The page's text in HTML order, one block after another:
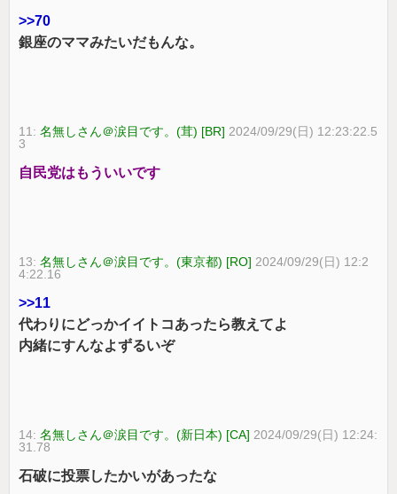
>>70
銀座のママみたいだもんな。
11:名無しさん＠涙目です。(茸) [BR] 2024/09/29(日) 12:23:22.5
3
自民党はもういいです
13:名無しさん＠涙目です。(東京都) [RO] 2024/09/29(日) 12:2
4:22.16
>>11
代わりにどっかイイトコあったら教えてよ
内緒にすんなよずるいぞ
14:名無しさん＠涙目です。(新日本) [CA] 2024/09/29(日) 12:24:
31.78
石破に投票したかいがあったな